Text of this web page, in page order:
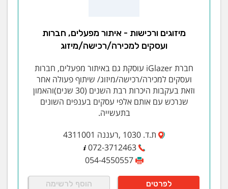
מיזוגים ורכישות - איתור מפעלים, חברות
ועסקים למכירה/רכישה/מיזוג
חברת iGlazer עוסקת גם באיתור מפעלים, חברות
ועסקים למכירה/רכישה/מיזוג/ שיתוף פעולה אחר
וזאת בעקבות היכרות רבת השנים (30 שנים)והאמון
שנרכש עם אותם אלפי עסקים בענפים השונים
בתעשייה.
ת.ד. 1030 ,רעננה 4311001
072-3712463
054-4550557
לפרטים הוסף לרשימה